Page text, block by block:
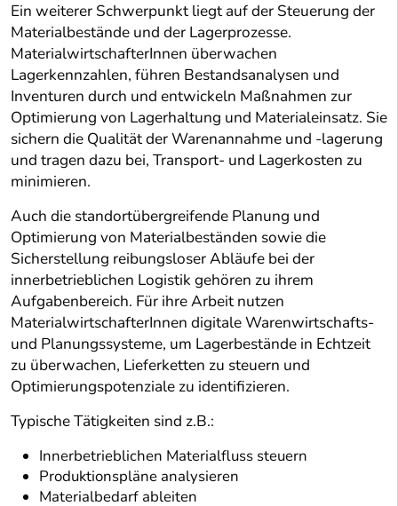
Ein weiterer Schwerpunkt liegt auf der Steuerung der
Materialbestände und der Lagerprozesse.
MaterialwirtschafterInnen überwachen
Lagerkennzahlen, führen Bestandsanalysen und
Inventuren durch und entwickeln Maßnahmen zur
Optimierung von Lagerhaltung und Materialeinsatz. Sie
sichern die Qualität der Warenannahme und -lagerung
und tragen dazu bei, Transport- und Lagerkosten zu
minimieren.
Auch die standortübergreifende Planung und
Optimierung von Materialbeständen sowie die
Sicherstellung reibungsloser Abläufe bei der
innerbetrieblichen Logistik gehören zu ihrem
Aufgabenbereich. Für ihre Arbeit nutzen
MaterialwirtschafterInnen digitale Warenwirtschafts-
und Planungssysteme, um Lagerbestände in Echtzeit
zu überwachen, Lieferketten zu steuern und
Optimierungspotenziale zu identifizieren.
Typische Tätigkeiten sind z.B.:
Innerbetrieblichen Materialfluss steuern
Produktionspläne analysieren
Materialbedarf ableiten